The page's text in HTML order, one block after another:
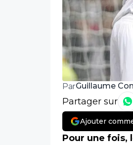
ParGuillaume
Partager sur
Ajouter
Pour une fois,